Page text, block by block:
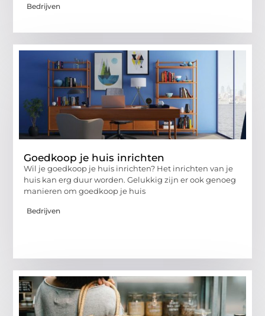
Bedrijven
Goedkoop je huis inrichten
Wil je goedkoop je huis inrichten? Het inrichten van je
huis kan erg duur worden. Gelukkig zijn er ook genoeg
manieren om goedkoop je huis
Bedrijven